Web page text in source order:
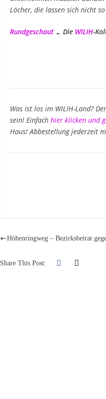
Löcher, die lassen sich nicht
Rundgeschaut… Die WILIH-
Was ist los im WILIH-Land?
sein! Einfachhier klicken und
Haus! Abbestellung jederzeit
Höhenringweg – Bezirksbeirat
Share This Post: